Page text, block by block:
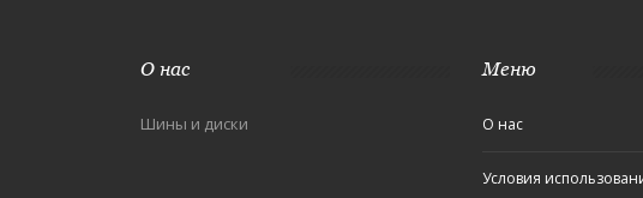
О нас
Шины и диски
Меню
О нас
Условия